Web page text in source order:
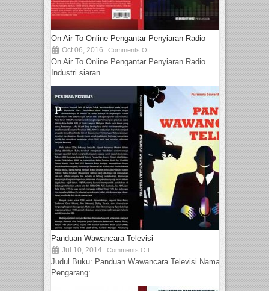
On Air To Online Pengantar Penyiaran Radio
Oct 06, 2016 Comments Off
On Air To Online Pengantar Penyiaran Radio
Industri siaran...
Panduan Wawancara Televisi
Jul 10, 2014 Comments Off
Judul Buku: Panduan Wawancara Televisi Nama
Pengarang:...